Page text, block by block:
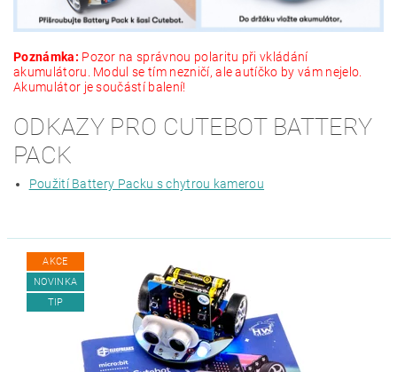
Poznámka: Pozor na správnou polaritu při vkládání
akumulátoru. Modul se tím nezničí, ale autíčko by vám nejelo.
Akumulátor je součástí balení!
ODKAZY PRO CUTEBOT BATTERY
PACK
Použití Battery Packu s chytrou kamerou
AKCE
NOVINKA
TIP